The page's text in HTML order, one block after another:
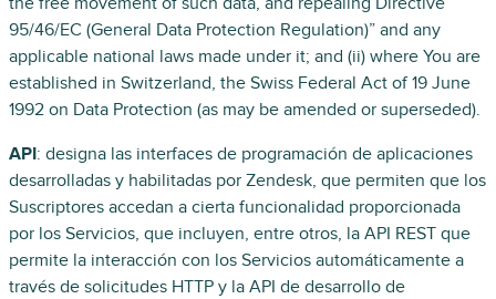
95/46/EC (General Data Protection Regulation)” and any
applicable national laws made under it; and (ii) where You are
established in Switzerland, the Swiss Federal Act of 19 June
1992 on Data Protection (as may be amended or superseded).
API: designa las interfaces de programación de aplicaciones
desarrolladas y habilitadas por Zendesk, que permiten que los
Suscriptores accedan a cierta funcionalidad proporcionada
por los Servicios, que incluyen, entre otros, la API REST que
permite la interacción con los Servicios automáticamente a
través de solicitudes HTTP y la API de desarrollo de